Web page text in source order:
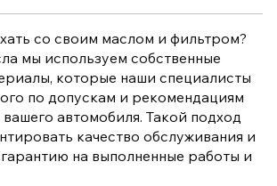
со своим маслом и фильтром?
мы используем собственные
которые наши специалисты
по допускам и рекомендациям
автомобиля. Такой подход
качество обслуживания и
на выполненные работы и